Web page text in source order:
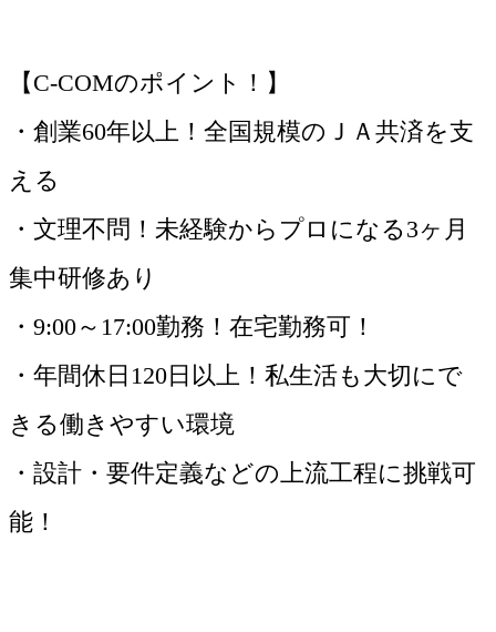
【C-COMのポイント！】
・創業60年以上！全国規模のＪＡ共済を支
える
・文理不問！未経験からプロになる3ヶ月
集中研修あり
・9:00～17:00勤務！在宅勤務可！
・年間休日120日以上！私生活も大切にで
きる働きやすい環境
・設計・要件定義などの上流工程に挑戦可
能！